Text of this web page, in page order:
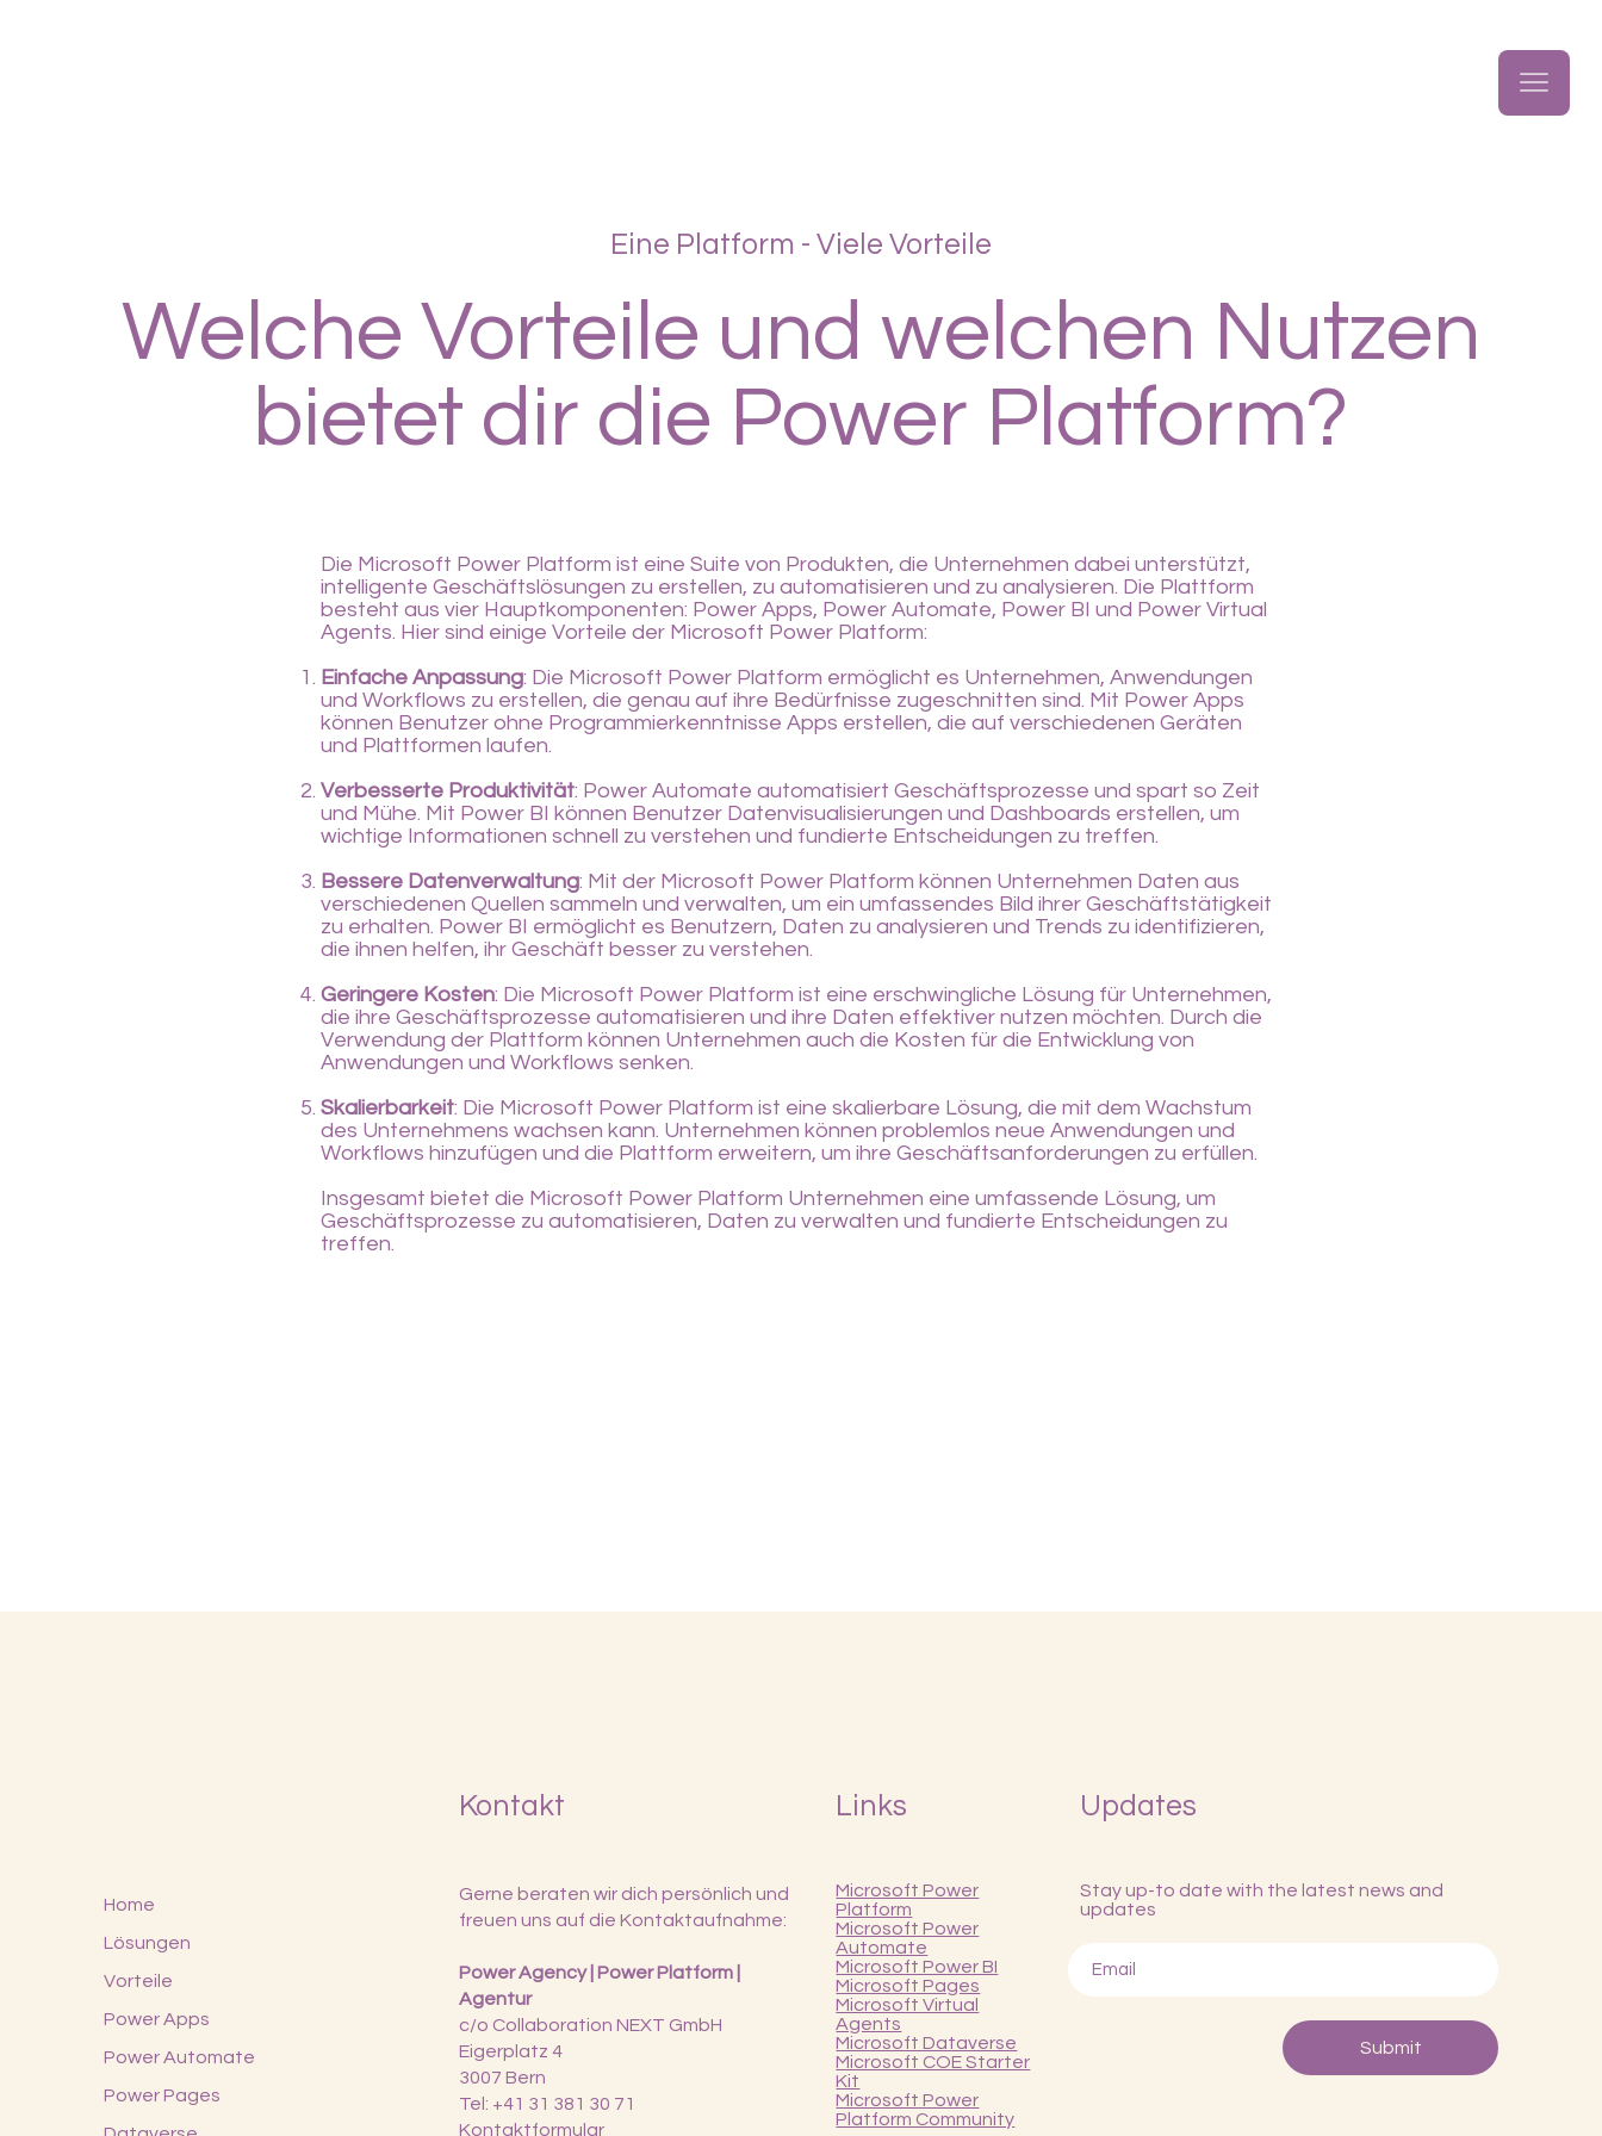
Eine Platform - Viele Vorteile
Welche Vorteile und welchen Nutzen
bietet dir die Power Platform?
Die Microsoft Power Platform ist eine Suite von Produkten, die Unternehmen dabei unterstützt,
intelligente Geschäftslösungen zu erstellen, zu automatisieren und zu analysieren. Die Plattform
besteht aus vier Hauptkomponenten: Power Apps, Power Automate, Power BI und Power Virtual
Agents. Hier sind einige Vorteile der Microsoft Power Platform:
Einfache Anpassung: Die Microsoft Power Platform ermöglicht es Unternehmen, Anwendungen
und Workflows zu erstellen, die genau auf ihre Bedürfnisse zugeschnitten sind. Mit Power Apps
können Benutzer ohne Programmierkenntnisse Apps erstellen, die auf verschiedenen Geräten
und Plattformen laufen.
Verbesserte Produktivität: Power Automate automatisiert Geschäftsprozesse und spart so Zeit
und Mühe. Mit Power BI können Benutzer Datenvisualisierungen und Dashboards erstellen, um
wichtige Informationen schnell zu verstehen und fundierte Entscheidungen zu treffen.
Bessere Datenverwaltung: Mit der Microsoft Power Platform können Unternehmen Daten aus
verschiedenen Quellen sammeln und verwalten, um ein umfassendes Bild ihrer Geschäftstätigkeit
zu erhalten. Power BI ermöglicht es Benutzern, Daten zu analysieren und Trends zu identifizieren,
die ihnen helfen, ihr Geschäft besser zu verstehen.
Geringere Kosten: Die Microsoft Power Platform ist eine erschwingliche Lösung für Unternehmen,
die ihre Geschäftsprozesse automatisieren und ihre Daten effektiver nutzen möchten. Durch die
Verwendung der Plattform können Unternehmen auch die Kosten für die Entwicklung von
Anwendungen und Workflows senken.
Skalierbarkeit: Die Microsoft Power Platform ist eine skalierbare Lösung, die mit dem Wachstum
des Unternehmens wachsen kann. Unternehmen können problemlos neue Anwendungen und
Workflows hinzufügen und die Plattform erweitern, um ihre Geschäftsanforderungen zu erfüllen.
Insgesamt bietet die Microsoft Power Platform Unternehmen eine umfassende Lösung, um
Geschäftsprozesse zu automatisieren, Daten zu verwalten und fundierte Entscheidungen zu
treffen.
Home
Lösungen
Vorteile
Power Apps
Power Automate
Power Pages
Kontakt
Gerne beraten wir dich persönlich und
freuen uns auf die Kontaktaufnahme:
Power Agency | Power Platform |
Agentur
c/o Collaboration NEXT GmbH
Eigerplatz 4
3007 Bern
Tel: +41 31 381 30 71
Kontaktformular
Links
Microsoft Power
Platform
Microsoft Power
Automate
Microsoft Power BI
Microsoft Pages
Microsoft Virtual
Agents
Microsoft Dataverse
Microsoft COE Starter
Kit
Microsoft Power
Platform Community
Updates
Stay up-to date with the latest news and
updates
Submit